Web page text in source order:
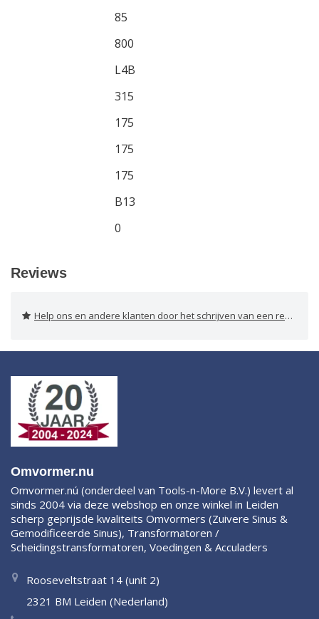
85
800
L4B
315
175
175
175
B13
0
Reviews
Help ons en andere klanten door het schrijven van een review
Omvormer.nu
Omvormer.nú (onderdeel van Tools-n-More B.V.) levert al
sinds 2004 via deze webshop en onze winkel in Leiden
scherp geprijsde kwaliteits Omvormers (Zuivere Sinus &
Gemodificeerde Sinus), Transformatoren /
Scheidingstransformatoren, Voedingen & Acculaders
Rooseveltstraat 14 (unit 2)
2321 BM Leiden (Nederland)